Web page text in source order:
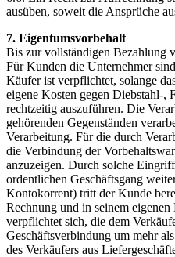
ausüben, soweit die Ansprüche
7. Eigentumsvorbehalt
Bis zur vollständigen Bezahlung
Für Kunden die Unternehmer
Käufer ist verpflichtet, solange
eigene Kosten gegen Diebstahl-,
rechtzeitig auszuführen. Die
gehörenden Gegenständen
Verarbeitung. Für die durch
die Verbindung der
anzuzeigen. Durch solche
ordentlichen Geschäftsgang
Kontokorrent) tritt der Kunde
Rechnung und in seinem
verpflichtet sich, die dem
Geschäftsverbindung um mehr
des Verkäufers aus